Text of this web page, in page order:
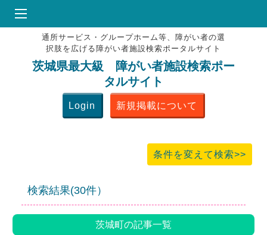
HOME
♥お気にりブックマーク
掲載会員MENU
よくある質問
通所サービス・グループホーム等、障がい者の選
択肢を広げる障がい者施設検索ポータルサイト
茨城県最大級 障がい者施設検索ポー
タルサイト
Login 新規掲載について
条件を変えて検索>>
検索結果(30件）
茨城町の記事一覧